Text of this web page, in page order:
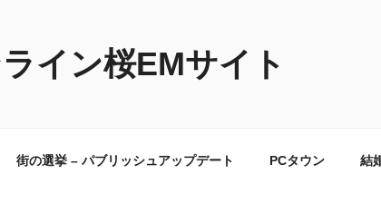
イン桜EMサイト
街の選挙 – パブリッシュアップデート PCタウン 結